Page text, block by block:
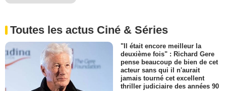
Toutes les actus Ciné & Séries
"Il était encore meilleur la
deuxième fois" : Richard Gere
pense beaucoup de bien de cet
acteur sans qui il n'aurait
jamais tourné cet excellent
thriller judiciaire des années 90